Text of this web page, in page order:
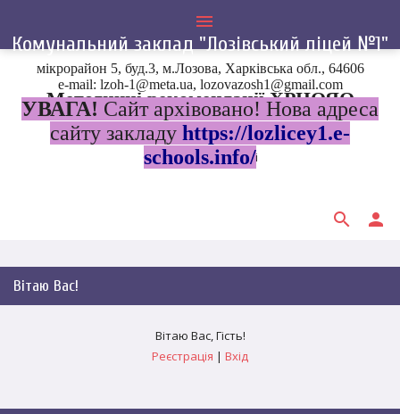
menu
Комунальний заклад "Лозівський ліцей №1"
мікрорайон 5, буд.3, м.Лозова, Харківська обл., 64606
e-mail: lzoh-1@meta.ua, lozovazosh1@gmail.com
УВАГА! Сайт архівовано! Нова адреса
сайту закладу https://lozlicey1.e-
schools.info/
search person
Методичні рекомендації ХРЦОЯО
Сторінка в розробці
Вітаю Вас!
Вітаю Вас,Гість!
Реєстрація | Вхід